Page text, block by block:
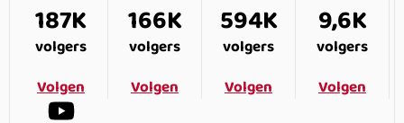
187K
volgers
Volgen
166K
volgers
Volgen
594K
volgers
Volgen
9,6K
volgers
Volgen